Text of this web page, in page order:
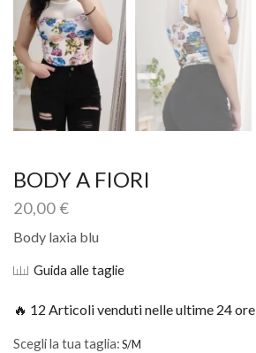
BODY A FIORI
20,00€
Body laxia blu
Guida alle taglie
🔥 12 Articoli venduti nelle ultime 24 ore
Scegli la tua taglia: